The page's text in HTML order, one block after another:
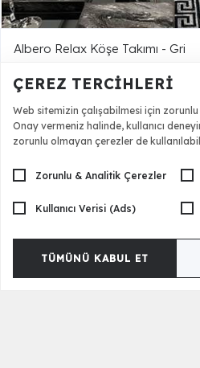
Albero Relax Köşe Takımı - Gri
Renk Seçenekleri
ÇEREZ TERCIHLERI
Web sitemizin çalışabilmesi için
Onay vermeniz halinde, kullanıcı
zorunlu olmayan çerezler de
Zorunlu & Analitik Çerezler
Kullanıcı Verisi (Ads)
TÜMÜNÜ KABUL ET